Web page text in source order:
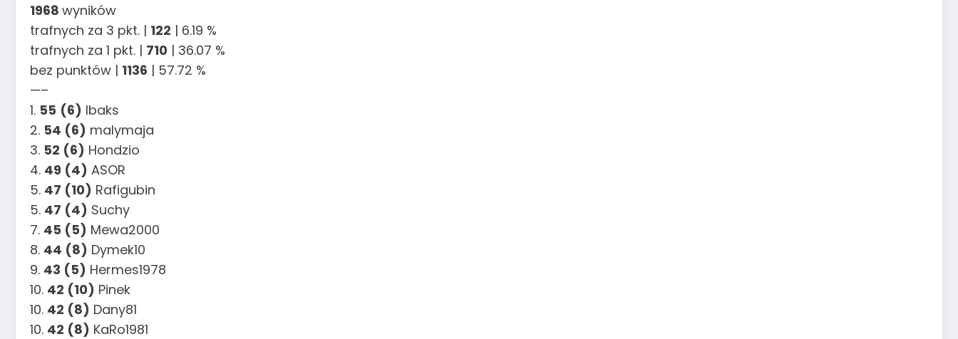
1968 wyników
trafnych za 3 pkt. | 122 | 6.19 %
trafnych za 1 pkt. | 710 | 36.07 %
bez punktów | 1136 | 57.72 %
—–
1. 55 (6) Ibaks
2. 54 (6) malymaja
3. 52 (6) Hondzio
4. 49 (4) ASOR
5. 47 (10) Rafigubin
5. 47 (4) Suchy
7. 45 (5) Mewa2000
8. 44 (8) Dymek10
9. 43 (5) Hermes1978
10. 42 (10) Pinek
10. 42 (8) Dany81
10. 42 (8) KaRo1981